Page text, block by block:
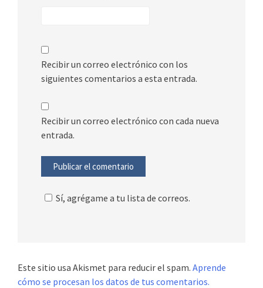
Recibir un correo electrónico con los
siguientes comentarios a esta entrada.
Recibir un correo electrónico con cada nueva
entrada.
Sí, agrégame a tu lista de correos.
Este sitio usa Akismet para reducir el spam. Aprende
cómo se procesan los datos de tus comentarios.